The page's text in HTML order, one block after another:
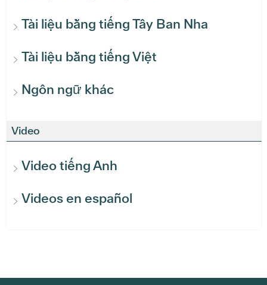
Tài liệu bằng tiếng Tây Ban Nha
Tài liệu bằng tiếng Việt
Ngôn ngữ khác
Video
Video tiếng Anh
Videos en español